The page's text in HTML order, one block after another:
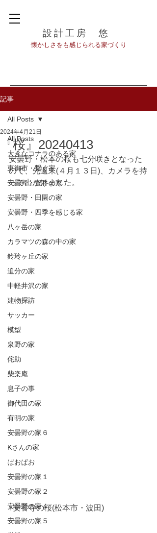
設計工房 悠
​懐かしさをも感じられる家づくり
記事
All Posts
大きなコナラのある家
東御市・繋ぐ家
安曇野・豊科の家
安曇野・田園の家
安曇野・四季を感じる家
八ヶ岳の家
カラマツの森の中の家
鈴玲ヶ丘の家
追分の家
中軽井沢の家
建物探訪
サッカー
模型
泉野の家
侘助
柴楽庵
息子の事
御代田の家
有明の家
安曇野の家６
Kさんの家
ぱおぱお
安曇野の家１
安曇野の家２
安曇野の家４
安曇野の家５
All Posts
『桜』20240413
2024年4月21日
安曇野・松本の桜も七分咲きとなった
ので、先週末(４月１３日)、カメラを持
って出かけました。
↑安養寺の桜(松本市・波田)